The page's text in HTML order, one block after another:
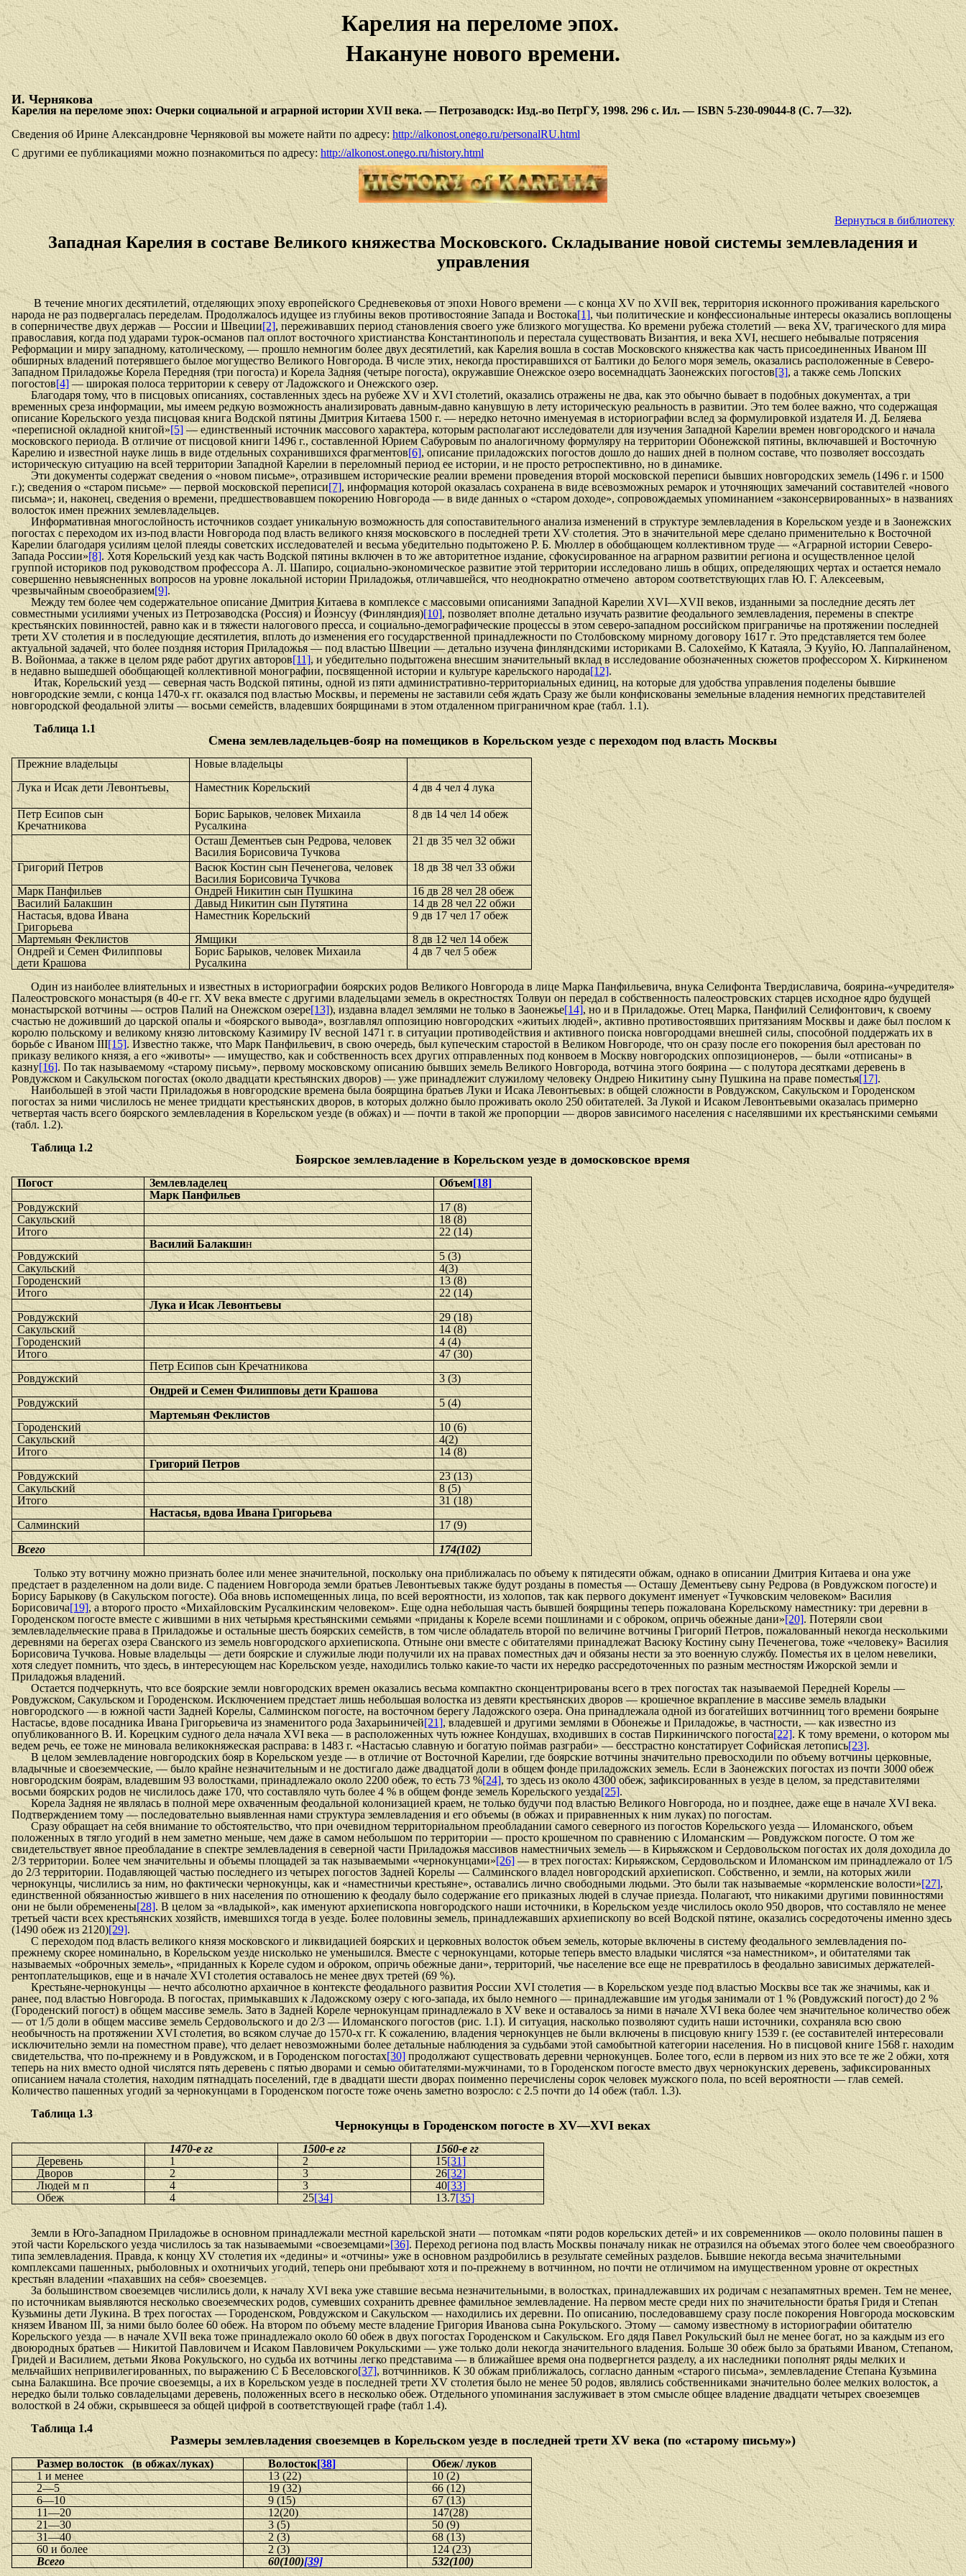
Карелия на переломе эпох.
Накануне нового времени.
И. Чернякова
Карелия на переломе эпох: Очерки социальной и аграрной истории XVII века. — Петрозаводск: Изд.-во ПетрГУ, 1998. 296 с. Ил. — ISBN 5-230-09044-8 (С. 7—32).
Сведения об Ирине Александровне Черняковой вы можете найти по адресу: http://alkonost.onego.ru/personalRU.html
С другими ее публикациями можно познакомиться по адресу:http://alkonost.onego.ru/history.html
Вернуться в библиотеку
Западная Карелия в составе Великого княжества Московского. Складывание новой системы землевладения и
управления
В течение многих десятилетий, отделяющих эпоху европейского Средневековья от эпохи Нового времени — с конца XV по XVII век, территория исконного проживания карельского
народа не раз подвергалась переделам. Продолжалось идущее из глубины веков противостояние Запада и Востока[1], чьи политические и конфессиональные интересы оказались воплощены
в соперничестве двух держав — России и Швеции[2], переживавших период становления своего уже близкого могущества. Ко времени рубежа столетий — века XV, трагического для мира
православия, когда под ударами турок-османов пал оплот восточного христианства Константинополь и перестала существовать Визан­тия, и века XVI, несшего небывалые потрясения
Реформации и миру западному, католическому, — прошло немногим более двух десятилетий, как Карелия вошла в состав Московского княжества как часть присоединенных Иваном III
обширных владений потерявшего былое могущество Великого Новгорода. В числе этих, некогда простиравшихся от Балтики до Белого моря земель, оказались расположенные в Северо-
Западном Приладожье Корела Передняя (три погоста) и Корела Задняя (четыре погоста), окружавшие Онежское озеро восемнадцать Заонежских погостов[3], а также семь Лопских
погостов[4]— широкая полоса территории к северу от Ладожского и Онежского озер.
Благодаря тому, что в писцовых описаниях, составленных здесь на рубеже XV и XVI столетий, оказались отражены не два, как это обычно бывает в подобных документах, а три
временных среза информации, мы имеем редкую возможность анализировать давным-давно канувшую в лету историческую реальность в развитии. Это тем более важно, что содержащая
описание Корельского уезда писцовая книга Водской пятины Дмитрия Китаева 1500 г. — нередко неточно именуемая в историографии вслед за формулировкой издателя И. Д. Беляева
«переписной окладной книгой»[5]— единственный источник массового характера, которым располагают исследователи для изучения Западной Карелии времен новгородского и начала
московского периода. В отличие от писцовой книги 1496 г., составленной Юрием Сабуровым по аналогичному формуляру на терри­тории Обонежской пятины, включавшей и Восточную
Карелию и известной науке лишь в виде отдельных сохранившихся фрагментов[6], описание приладожских погостов дошло до наших дней в полном составе, что позволяет воссоздать
историческую ситуацию на всей территории Западной Карелии в переломный период ее истории, и не просто ретроспективно, но в динамике.
Эти документы содержат сведения о «новом письме», отразив­шем исторические реалии времени проведения второй мос­ковской переписи бывших новгородских земель (1496 г. и 1500
г.); сведения о «старом письме» — первой московской переписи[7], информация которой оказалась сохранена в виде всевозможных ремарок и уточняющих замечаний составителей «нового
письма»; и, наконец, сведения о времени, предшествовавшем покорению Новгорода — в виде данных о «старом доходе», сопровождае­мых упоминанием «законсервированных» в названиях
волосток имен прежних землевладельцев.
Информативная многослойность источников создает уникальную возможность для сопостави­тельного анализа изменений в структуре землевладения в Корельском уезде и в Заонежских
погостах с переходом их из-под власти Новгоро­да под власть великого князя московского в по­следней трети XV столетия. Это в значительной мере сделано применительно к Восточной
Карелии благодаря усилиям целой плеяды советских исследователей и весьма убедительно подытожено Р. Б. Мюллер в обобщающем коллективном труде — «Аграрной истории Северо-
Запада России»[8]. Хотя Корельский уезд как часть Водской пятины включен в то же авторитетное издание, сфокусированное на аграрном развитии региона и осуществленное целой
группой истори­ков под руководством профессора А. Л. Шапиро, социально-экономическое развитие этой террито­рии исследовано лишь в общих, определяющих чертах и остается немало
совершенно невыяснен­ных вопросов на уровне локальной истории Приладожья, отличавшейся, что неоднократно отмечено автором соответствующих глав Ю. Г. Алексеевым,
чрезвычайным своеобразием[9].
Между тем более чем содержательное описание Дмитрия Китаева в комплексе с массовыми описаниями Западной Карелии XVI—XVII веков, изданными за последние десять лет
совместными усилиями ученых из Петрозаводска (Россия) и Йоэнсуу (Финляндия)[10], позволяет вполне детально изучать развитие феодального земле­владения, перемены в спектре
крестьянских повинностей, равно как и в тяжести налогового пресса, и социально-демографические процессы в этом северо-западном российском приграничье на протяжении последней
трети XV столетия и в последующие десятилетия, вплоть до изме­нения его государственной принадлежности по Столбовскому мирному договору 1617 г. Это представляется тем более
актуальной задачей, что более поздняя история Приладожья — под властью Швеции — детально изучена финляндскими историками В. Салохеймо, К Катаяла, Э Кууйо, Ю. Лаппалайненом,
В. Войонмаа, а также в целом ряде работ других авторов[11], и убедительно подытожена внесшим значительный вклад в исследование обозначенных сюжетов профессором X. Киркиненом
в недавно вышедшей обобщающей коллективной монографии, посвященной истории и культуре карельского народа[12].
Итак, Корельский уезд — северная часть Водской пятины, одной из пяти административно-территориальных единиц, на которые для удобства управле­ния поделены бывшие
новгородские земли, с конца 1470-х гг. оказался под властью Москвы, и перемены не заставили себя ждать Сразу же были конфискованы земельные владения немногих представителей
новгородской феодальной элиты — восьми семейств, владевших боярщинами в этом отдаленном приграничном крае (табл. 1.1).
Таблица 1.1
Смена землевладельцев-бояр на помещиков в Корельском уезде с переходом под власть Москвы
Прежние владельцы
Новые владельцы
Лука и Исак дети Левонтьевы,
Наместник Корельский 4 дв 4 чел 4 лука
Петр Есипов сын
Кречатникова
Борис Барыков, человек Михаила
Русалкина
8 дв 14 чел 14 обеж
Осташ Дементьев сын Редрова, человек
Василия Борисовича Тучкова
21 дв 35 чел 32 обжи
Григорий Петров
Васюк Костин сын Печенегова, человек
Василия Борисовича Тучкова
18 дв 38 чел 33 обжи
Марк Панфильев
Ондрей Никитин сын Пушкина
16 дв 28 чел 28 обеж
Василий Балакшин
Давыд Никитин сын Путятина
14 дв 28 чел 22 обжи
Настасья, вдова Ивана
Григорьева
Наместник Корельский
9 дв 17 чел 17 обеж
Мартемьян Феклистов
Ямщики
8 дв 12 чел 14 обеж
Ондрей и Семен Филипповы
дети Крашова
Борис Барыков, человек Михаила
Русалкина
4 дв 7 чел 5 обеж
Один из наиболее влиятельных и известных в историографии боярских родов Великого Новгорода в лице Марка Панфильевича, внука Селифонта Твердиславича, боярина-«учредителя»
Палеостровского монастыря (в 40-е гг. XV века вместе с другими владельцами земель в окрестностях Толвуи он передал в соб­ственность палеостровских старцев исходное ядро будущей
монастырской вотчины — остров Палий на Онежском озере[13]), издавна владел землями не только в Заонежье[14], но и в Приладожье. Отец Марка, Панфилий Селифонтович, к своему
счастью не доживший до царской опалы и «боярского вывода», возглавлял оппозицию новгородских «житьих людей», активно противостоявших притязаниям Москвы и даже был послом к
королю польскому и великому князю литовскому Казимиру IV весной 1471 г. в ситуации противодействия и активного поиска новго­родцами внешней силы, способной поддержать их в
борьбе с Иваном III[15]. Известно также, что Марк Панфильевич, в свою очередь, был купеческим старостой в Великом Новгороде, что он сразу после его покорения был арестован по
приказу великого князя, а его «животы» — имущество, как и собственность всех других отправленных под конвоем в Москву новгородских оппозиционе­ров, — были «отписаны» в
казну[16]. По так называ­емому «старому письму», первому московскому описанию бывших земель Великого Новгорода, вотчина этого боярина — с полутора десятками деревень в
Ровдужском и Сакульском погостах (около двадцати крестьянских дворов) — уже принадлежит служилому человеку Ондрею Никитину сыну Пушкина на праве поместья[17].
Наибольшей в этой части Приладожья в новго­родские времена была боярщина братьев Луки и Исака Левонтьевых: в общей сложности в Ров­дужском, Сакульском и Городенском
погостах за ними числилось не менее тридцати крестьянских дворов, в которых должно было проживать около 250 обитателей. За Лукой и Исаком Левонтьевыми оказалась примерно
четвертая часть всего боярского землевладения в Корельском уезде (в обжах) и — почти в такой же пропорции — дворов зависимого населения с населявшими их крестьянскими семьями
(табл. 1.2).
Таблица 1.2
Боярское землевладение в Корельском уезде в домосковское время
Погост Землевладелец Объем[18]
Марк Панфильев
Ровдужский
17 (8)
Сакульский
18 (8)
Итого
22 (14)
Василий Балакшин
Ровдужский
5 (3)
Сакульский
4(3)
Городенский
13 (8)
Итого
22 (14)
Лука и Исак Левонтьевы
Ровдужский
29 (18)
Сакульский
14 (8)
Городенский
4 (4)
Итого
47 (30)
Петр Есипов сын Кречатникова
Ровдужский
3 (3)
Ондрей и Семен Филипповы дети Крашова
Ровдужский
5 (4)
Мартемьян Феклистов
Городенский
10 (6)
Сакульский
4(2)
Итого
14 (8)
Григорий Петров
Ровдужский
23 (13)
Сакульский
8 (5)
Итого
31 (18)
Настасья, вдова Ивана Григорьева
Салминский
17 (9)
Всего
174(102)
Только эту вотчину можно признать более или менее значи­тельной, поскольку она приближалась по объему к пятидесяти обжам, однако в описании Дмитрия Китаева и она уже
предстает в разделенном на доли виде. С падением Новгорода земли братьев Левонтьевых также будут розданы в поместья — Осташу Дементьеву сыну Редрова (в Ровдужском погосте) и
Борису Барыкову (в Сакульском погосте). Оба вновь испомещенных лица, по всей вероятности, из холопов, так как первого доку­мент именует «Тучковским человеком» Василия
Борисовича[19], а второго просто «Михайловским Русалкинским человеком». Еще одна небольшая часть бывшей боярщины теперь пожалована Корельскому наместнику: три деревни в
Городен­ском погосте вместе с жившими в них четырьмя крестьянскими семьями «приданы к Кореле всеми пошлинами и с оброком, опричь обежные дани»[20]. Потеряли свои
землевладельческие права в Приладожье и остальные шесть боярских семейств, в том числе обладатель второй по величине вотчины Григорий Петров, по­жалованный некогда несколькими
деревнями на берегах озера Сванского из земель новгородского архиепископа. Отныне они вместе с обитателями принадлежат Васюку Костину сыну Печенегова, тоже «человеку» Василия
Борисовича Тучкова. Новые владельцы — дети боярские и служилые люди получили их на правах поместных дач и обязаны нести за это военную службу. Поместья их в целом невелики,
хотя следует помнить, что здесь, в интересующем нас Корельском уезде, находились только какие-то части их нередко рассредоточенных по разным местностям Ижорской земли и
Приладожья владений.
Остается подчеркнуть, что все боярские земли новгородских времен оказались весьма компактно сконцентрированы всего в трех погостах так называемой Передней Корелы —
Ровдужском, Сакульском и Городенском. Исключе­нием предстает лишь небольшая волостка из девяти крестьянских дворов — крошечное вкрапление в массиве земель владыки
новгородского — в южной части Задней Корелы, Салминском погосте, на восточном берегу Ладожского озера. Она принадлежала одной из богатейших вотчинниц того времени боярыне
Настасье, вдове посадника Ивана Григорьевича из знаменитого рода Захарьиничей[21], владевшей и другими землями в Обонежье и Приладожье, в частности, — как известно из
опубликованного В. И. Корецким судного дела начала XVI века — в расположенных чуть южнее Кондушах, входивших в состав Пиркиничского погоста[22]. К тому времени, о котором мы
ведем речь, ее тоже не миновала великокняжеская расправа: в 1483 г. «Настасью славную и богатую поймав разграби» — бесстрастно констатирует Софийская летопись[23].
В целом землевладение новгородских бояр в Корельском уезде — в отличие от Восточной Карелии, где боярские вотчины значительно превосходили по объему вотчины церковные,
владычные и своеземческие, — было крайне незначительным и не достигало даже двадцатой доли в общем фонде приладожских земель. Если в Заонежских погостах из почти 3000 обеж
новгородским боярам, владевшим 93 волостками, принадлежало около 2200 обеж, то есть 73 %[24], то здесь из около 4300 обеж, зафиксированных в уезде в целом, за представителями
восьми боярских родов не числилось даже 170, что составляло чуть более 4 % в общем фонде земель Корельского уезда[25].
Корела Задняя не являлась в полной мере охваченным феодальной колонизацией краем, не только будучи под властью Великого Новгорода, но и позднее, даже еще в начале XVI века.
Подтверждением тому — последова­тельно выявленная нами структура землевладения и его объемы (в обжах и приравненных к ним луках) по погостам.
Сразу обращает на себя внимание то обстоятельство, что при очевидном территориальном преобладании самого северного из погостов Корельского уез­да — Иломанского, объем
положенных в тягло угодий в нем заметно меньше, чем даже в самом небольшом по территории — просто крошечном по сравне­нию с Иломанским — Ровдужском погосте. О том же
свидетельствует явное преобладание в спектре землевладения в северной части Приладожья массивов наместничьих земель — в Кирьяжском и Сердовольском погостах их доля дохо­дила до
2/3 территории. Более чем значительны и объемы площадей за так называемыми «чернокунцами»[26]— в трех погостах: Кирьяжском, Сердовольском и Иломанском им принадлежало от 1/5
до 2/3 территории. Подавляющей частью последнего из четырех погостов Задней Корелы — Салминского владел новгородский архиепископ. Собственно, и земли, на которых жили
чернокунцы, числились за ним, но фактически чернокунцы, как и «наместничьи крестьяне», оставались лично свободными людьми. Это были так назы­ваемые «кормленские волости»[27],
единственной обязанностью жившего в них населения по отношению к феодалу было содержание его приказных людей в случае приезда. Полагают, что никакими другими повинностями
они не были обременены[28]. В целом за «владыкой», как именуют архиепископа новгородского наши источники, в Корельском уезде числилось около 950 дворов, что составляло не менее
третьей части всех крестьянских хозяйств, имевшихся тогда в уезде. Более половины земель, принадлежавших архиепископу во всей Водской пятине, оказались сосредоточены именно здесь
(1490 обеж из 2120)[29].
С переходом под власть великого князя московского и ликвидаци­ей боярских и церковных волосток объем земель, которые включены в систему феодального землевладения по-
прежнему скорее номинально, в Корельском уезде нисколько не уменьшил­ся. Вместе с чернокунцами, которые теперь вместо владыки числятся «за наместником», и обитателями так
называемых «оброчных земель», «приданных к Кореле судом и оброком, опричь обежные дани», территорий, чье население все еще не превратилось в феодально зависимых держателей-
рентоплательщиков, еще и в начале XVI столетия оставалось не менее двух третей (69 %).
Крестьяне-чернокунцы — нечто абсолютно архаичное в кон­тексте феодального развития России XVI столетия — в Корель­ском уезде под властью Москвы все так же значимы, как и
ранее, под властью Новгорода. В погостах, примыкавших к Ладожско­му озеру с юго-запада, их было немного — принадлежавшие им угодья занимали от 1 % (Ровдужский погост) до 2 %
(Городенский погост) в общем массиве земель. Зато в Задней Кореле чернокунцам принадлежало в XV веке и оставалось за ними в начале XVI века более чем значительное количество обеж
— от 1/5 доли в общем массиве земель Сердовольского и до 2/3 — Иломанского погостов (рис. 1.1). И ситуация, насколько позволяют судить наши источники, сохраняла всю свою
необычность на протяжении XVI столетия, во всяком случае до 1570-х гг. К сожалению, владения чернокунцев не были включе­ны в писцовую книгу 1539 г. (ее составителей интересовали
исключительно земли на поместном праве), что делает невозможными более детальные наблюдения за судьбами этой самобытной категории населения. Но в писцовой книге 1568 г. находим
свидетельства, что по-прежнему и в Ровдужском, и в Городенском погостах[30] продолжают существовать деревни чернокунцев. Более того, если в первом из них это все те же 2 обжи, хотя
теперь на них вместо одной числятся пять деревень с пятью дворами и семью обитателями-мужчинами, то в Городенском погосте вместо двух чернокунских деревень, зафиксированных
описанием начала столетия, находим пятнад­цать поселений, где в двадцати шести дворах поименно перечислены сорок человек мужского пола, по всей вероятности — глав семей.
Количество пашенных угодий за чернокунцами в Городенском погосте тоже очень заметно возросло: с 2.5 почти до 14 обеж (табл. 1.3).
Таблица 1.3
Чернокунцы в Городенском погосте в XV—XVI веках
1470-е гг 1500-е гг
1560-е гг
Деревень
1 2 15[31]
Дворов
2 3 26[32]
Людей м п
4 3 40[33]
Обеж
4 25[34] 13.7[35]
Земли в Юго-Западном Приладожье в основном принадлежали местной карельской знати — потомкам «пяти родов корельских детей» и их со­временников — около половины пашен в
этой части Корельского уезда числилось за так называемыми «своеземцами»[36]. Переход региона под власть Москвы поначалу никак не отразился на объемах этого более чем своеобразного
типа землевладения. Правда, к концу XV столетия их «дедины» и «отчины» уже в основном раздро­бились в результате семейных раз­делов. Бывшие некогда весьма значительными
комплексами пашенных, рыболовных и охотничьих угодий, теперь они пребывают хотя и по-прежнему в вотчинном, но почти не отличимом на имущественном уров­не от окрестных
крестьян владении «пахавших на себя» своеземцев.
За большинством своеземцев числи­лись доли, к началу XVI века уже ставшие весьма незначительными, в волостках, принадлежавших их ро­дичам с незапамятных времен. Тем не менее,
по источникам выявляют­ся несколько своеземческих родов, сумевших сохранить древнее фа­мильное землевладение. На первом месте среди них по значительности братья Гридя и Степан
Кузьмины дети Лукина. В трех погостах — Городенском, Ровдужском и Сакульском — находились их деревни. По описанию, последовавшему сразу после покорения Новгорода московским
князем Иваном III, за ними было более 60 обеж. На втором по объему месте владение Григория Иванова сына Рокульского. Этому — самому известному в историографии обитателю
Корельского уезда — в начале XVII века тоже принадлежало около 60 обеж в двух погостах Городен­ском и Сакульском. Его дядя Павел Рокульский был не менее богат, но за каждым из его
двоюродных братьев — Никитой Павловичем и Исаком Павловичем Рокульскими — уже только доли некогда значительного владения. Больше 30 обеж было за братьями Иваном, Степаном,
Гридей и Василием, детьми Якова Рокульского, но судьба их вотчины легко представима — в ближайшее время она подвергнется разделу, а их наследники пополнят ряды мелких и
мельчайших не­привилегированных, по выражению С Б Веселовского[37], вотчинников. К 30 обжам приближалось, согласно данным «старого письма», землевладение Степана Кузьмина
сына Балакшина. Все прочие своеземцы, а их в Корельском уезде в последней трети XV столетия было не менее 50 родов, являлись собственниками значительно более мелких волосток, а
нередко были только совладельцами деревень, положенных всего в несколько обеж. Отдельного упоминания заслуживает в этом смысле общее владение двадцати четырех своеземцев
волосткой в 24 обжи, скрывшееся за общей цифрой в соответствующей графе (табл 1.4).
Таблица 1.4
Размеры землевладения своеземцев в Корельском уезде в последней трети XV века (по «старому письму»)
Размер волосток (в обжах/луках) Волосток[38]
Обеж/ луков
1 и менее
13 (22)
10 (2)
2—5
19 (32)
66 (12)
6—10
9 (15)
67 (13)
11—20
12(20)
147(28)
21—30
3 (5)
50 (9)
31—40
2 (3)
68 (13)
60 и более
2 (3)
124 (23)
Всего
60(100)[39] 532(100)